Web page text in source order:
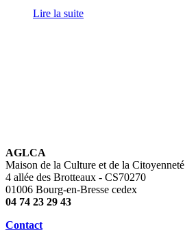
Lire la suite
AGLCA
Maison de la Culture et de la Citoyenneté
4 allée des Brotteaux - CS70270
01006 Bourg-en-Bresse cedex
04 74 23 29 43
Contact